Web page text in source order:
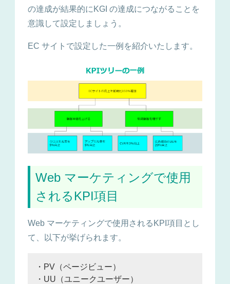
の達成が結果的にKGI の達成につながることを
意識して設定しましょう。
EC サイトで設定した一例を紹介いたします。
Web マーケティングで使用
されるKPI項目
Web マーケティングで使用されるKPI項目とし
て、以下が挙げられます。
・PV（ページビュー）
・UU（ユニークユーザー）